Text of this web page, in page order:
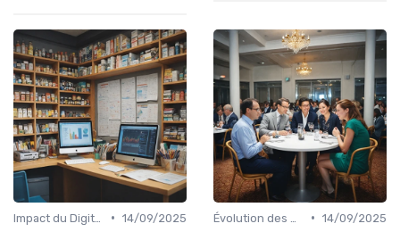
• 14/09/2025
• 14/09/2025